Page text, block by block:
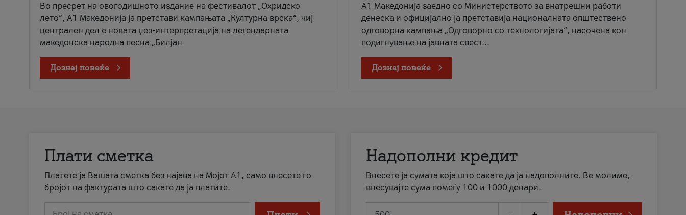
Во пресрет на овогодишното издание на фестивалот „Охридско
лето“, А1 Македонија ја претстави кампањата „Културна врска“, чиј
централен дел е новата џез-интерпретација на легендарната
македонска народна песна „Билјан
Дознај повеќе
A1 Македонија заедно со Министерството за внатрешни работи
денеска и официјално ја претставија националната општествено
одговорна кампања „Одговорно со технологијата“, насочена кон
подигнување на јавната свест...
Дознај повеќе
Плати сметка
Платете ја Вашата сметка без најава на Мојот А1, само внесете го
бројот на фактурата што сакате да ја платите.
Надополни кредит
Внесете ја сумата која што сакате да ја надополните. Ве молиме,
внесувајте сума помеѓу 100 и 1000 денари.